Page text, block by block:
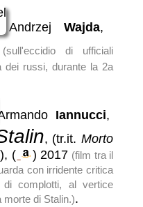
,
Io, eroe di
in terra: 60
eroe di
che fece quasi
apparso sul
,Un episodio
V.Grossmann:
bimbo di 4 anni,
Stalin diventa un
e paura
di Stalin
cadavere
AndrzejWajda,
(sull'eccidio di ufficiali
dei russi, durante la 2a
Iannucci,
, (tr.it. Morto
), ( ) 2017 (film tra il
con irridente critica
complotti, al vertice
di Stalin.).